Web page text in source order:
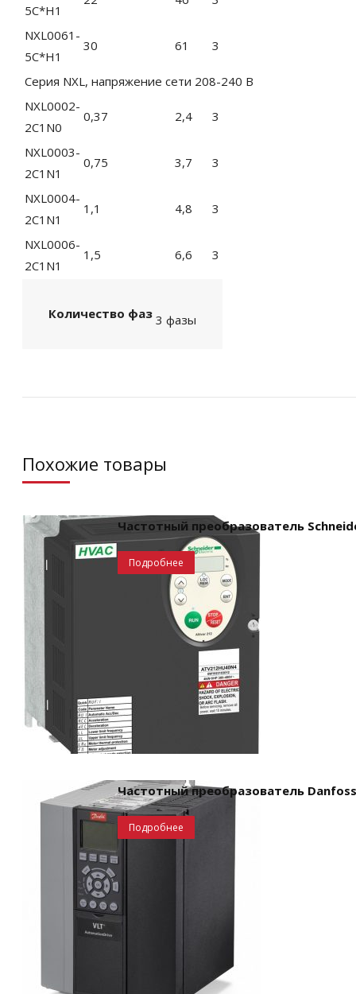
5C*H1
NXL0061-
5C*H1
30 61 3
Серия NXL, напряжение сети 208-240 B
NXL0002-
2C1N0
0,37 2,4 3
NXL0003-
2C1N1
0,75 3,7 3
NXL0004-
2C1N1
1,1 4,8 3
NXL0006-
2C1N1
1,5 6,6 3
Количество фаз 3 фазы
Похожие товары
Частотный преобразователь
Подробнее
Частотный преобразователь
Подробнее